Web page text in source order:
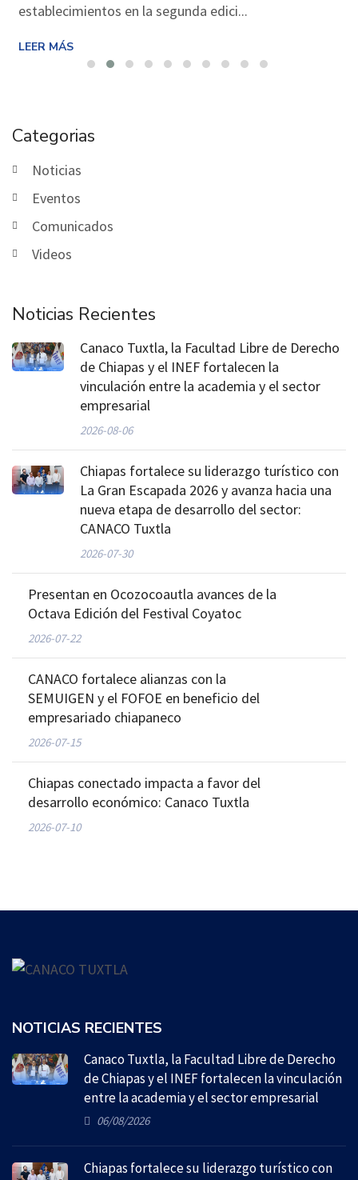
establecimientos en la segunda edici...
LEER MÁS
Categorias
Noticias
Eventos
Comunicados
Videos
Noticias Recientes
Canaco Tuxtla, la Facultad Libre de Derecho
de Chiapas y el INEF fortalecen la
vinculación entre la academia y el sector
empresarial
2026-08-06
Chiapas fortalece su liderazgo turístico con
La Gran Escapada 2026 y avanza hacia una
nueva etapa de desarrollo del sector:
CANACO Tuxtla
2026-07-30
Presentan en Ocozocoautla avances de la
Octava Edición del Festival Coyatoc
2026-07-22
CANACO fortalece alianzas con la
SEMUIGEN y el FOFOE en beneficio del
empresariado chiapaneco
2026-07-15
Chiapas conectado impacta a favor del
desarrollo económico: Canaco Tuxtla
2026-07-10
NOTICIAS RECIENTES
Canaco Tuxtla, la Facultad Libre de Derecho
de Chiapas y el INEF fortalecen la vinculación
entre la academia y el sector empresarial
06/08/2026
Chiapas fortalece su liderazgo turístico con